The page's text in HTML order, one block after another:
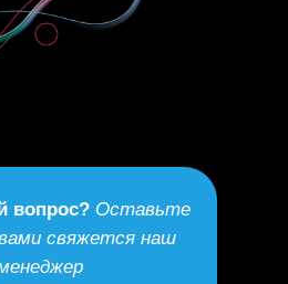
вопрос? Оставьте
свяжется наш